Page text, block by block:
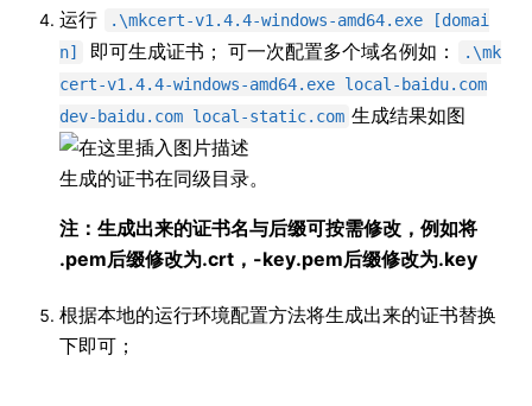
运行
.\mkcert-v1.4.4-windows-amd64.exe [domai
n]
即可生成证书； 可一次配置多个域名例如：
.\mk
cert-v1.4.4-windows-amd64.exe local-baidu.com
dev-baidu.com local-static.com 生成结果如图
生成的证书在同级目录。
注：生成出来的证书名与后缀可按需修改，例如将
.pem后缀修改为.crt，-key.pem后缀修改为.key
根据本地的运行环境配置方法将生成出来的证书替换
下即可；